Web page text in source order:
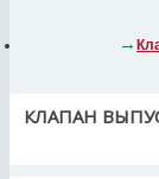
КЛАПАН